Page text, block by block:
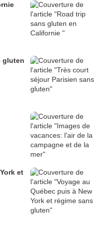
gluten
et